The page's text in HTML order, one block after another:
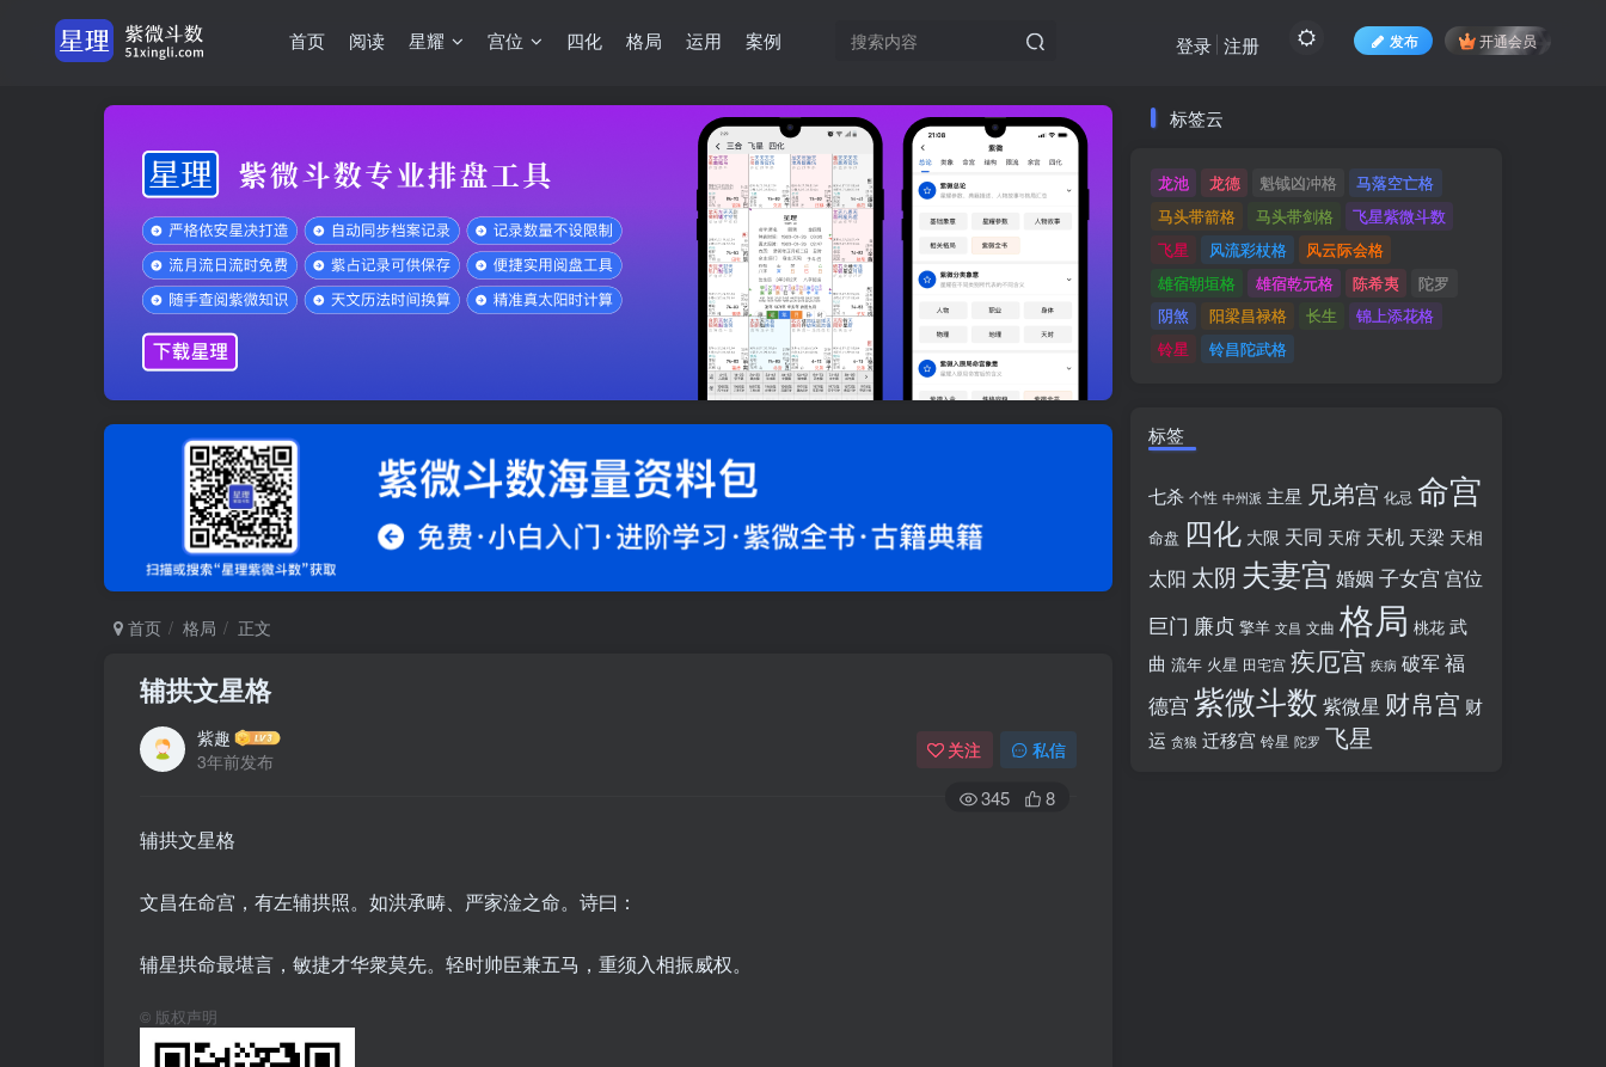
首页 阅读 星耀 宫位 四化 格局 运用 案例 发布 开通会员
登录 注册
首页 格局 正文
辅拱文星格
紫趣
3年前发布
关注 私信
345 8
辅拱文星格
文昌在命宫，有左辅拱照。如洪承畴、严家淦之命。诗曰：
辅星拱命最堪言，敏捷才华衆莫先。轻时帅臣兼五马，重须入相振威权。
© 版权声明
标签云
龙池 龙德 魁钺凶冲格
马落空亡格
马头带箭格
马头带剑格
飞星紫微斗数
飞星
风流彩杖格
风云际会格
雄宿朝垣格
雄宿乾元格 陈希夷
陀罗
阴煞
阳梁昌禄格 长生
锦上添花格
铃星
铃昌陀武格
标签云
龙池 龙德 魁钺凶冲格
马落空亡格
马头带箭格
马头带剑格
飞星紫微斗数
飞星
风流彩杖格
风云际会格
雄宿朝垣格
雄宿乾元格 陈希夷
陀罗
阴煞
阳梁昌禄格 长生
锦上添花格
铃星
铃昌陀武格
标签
七杀 个性 中州派 主星 兄弟宫 化忌 命宫
命盘 四化 大限 天同 天府 天机 天梁 天相
太阳 太阴 夫妻宫 婚姻 子女宫 宫位
巨门 廉贞 擎羊 文昌 文曲 格局 桃花 武
曲 流年 火星 田宅宫 疾厄宫 疾病 破军福
德宫 紫微斗数 紫微星 财帛宫 财
运 贪狼 迁移宫 铃星 陀罗 飞星